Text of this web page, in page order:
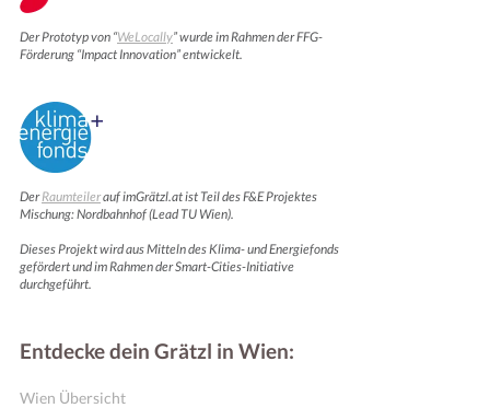
Der Prototyp von “WeLocally” wurde im Rahmen der FFG-
Förderung “Impact Innovation” entwickelt.
DerRaumteilerauf imGrätzl.at ist Teil des F&E Projektes
Mischung: Nordbahnhof (Lead TU Wien).
Dieses Projekt wird aus Mitteln des Klima- und Energiefonds
gefördert und im Rahmen der Smart-Cities-Initiative
durchgeführt.
Entdecke dein Grätzl in Wien:
Wien Übersicht